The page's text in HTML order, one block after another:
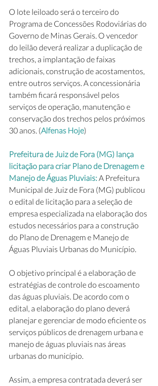
O lote leiloado será o terceiro do
Programa de Concessões Rodoviárias do
Governo de Minas Gerais. O vencedor
do leilão deverá realizar a duplicação de
trechos, a implantação de faixas
adicionais, construção de acostamentos,
entre outros serviços. A concessionária
também ficará responsável pelos
serviços de operação, manutenção e
conservação dos trechos pelos próximos
30 anos. (Alfenas Hoje)
Prefeitura de Juiz de Fora (MG) lança
licitação para criar Plano de Drenagem e
Manejo de Águas Pluviais: A Prefeitura
Municipal de Juiz de Fora (MG) publicou
o edital de licitação para a seleção de
empresa especializada na elaboração dos
estudos necessários para a construção
do Plano de Drenagem e Manejo de
Águas Pluviais Urbanas do Município.
O objetivo principal é a elaboração de
estratégias de controle do escoamento
das águas pluviais. De acordo com o
edital, a elaboração do plano deverá
planejar e gerenciar de modo eficiente os
serviços públicos de drenagem urbana e
manejo de águas pluviais nas áreas
urbanas do município.
Assim, a empresa contratada deverá ser